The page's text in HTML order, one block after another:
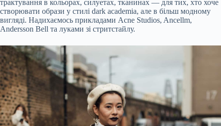
трактування в кольорах, силуетах, тканинах — для тих, хто хоче
створювати образи у стилі dark academia, але в більш модному
вигляді. Надихаємось прикладами Acne Studios, Ancellm,
Andersson Bell та луками зі стритстайлу.